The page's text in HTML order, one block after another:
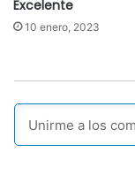
Excelente
10 enero, 2023